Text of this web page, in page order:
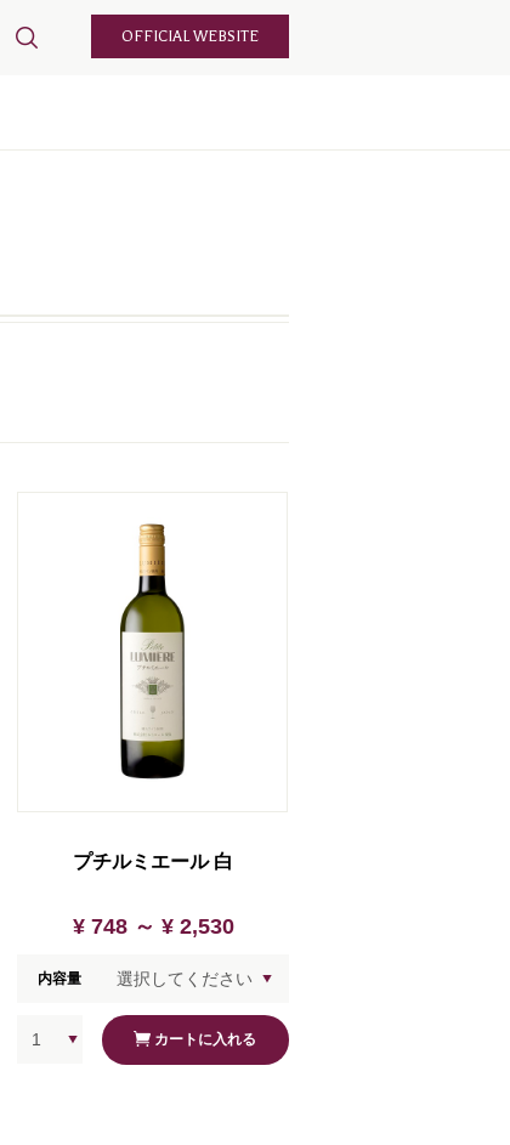
OFFICIAL WEBSITE
プチルミエール 白
¥ 748 ～ ¥ 2,530
内容量
カートに入れる